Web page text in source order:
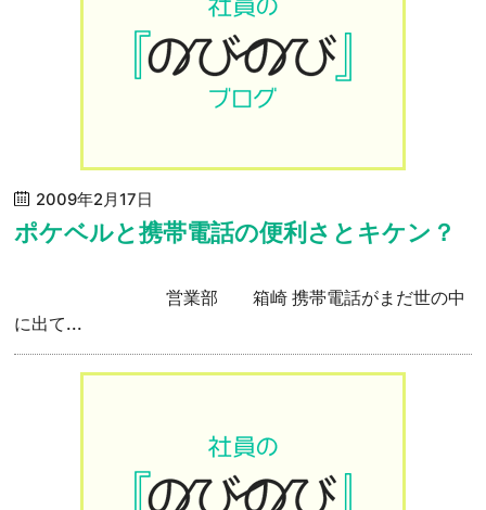
2009年2月17日
ポケベルと携帯電話の便利さとキケン？
営業部 箱崎 携帯電話がまだ世の中
に出て...